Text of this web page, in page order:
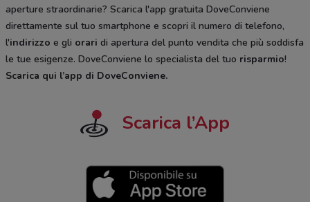
aperture straordinarie? Scarica l'app gratuita DoveConviene
direttamente sul tuo smartphone e scopri il numero di telefono,
l'indirizzo e gli orari di apertura del punto vendita che più soddisfa
le tue esigenze. DoveConviene lo specialista del tuo risparmio!
Scarica qui l’app di DoveConviene.
Scarica l’App